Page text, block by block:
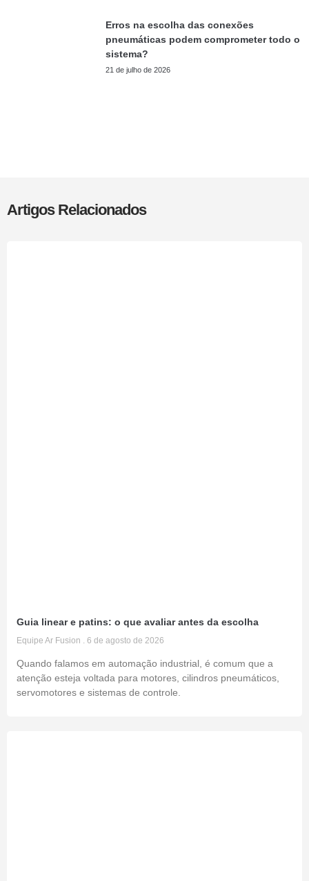
Erros na escolha das conexões
pneumáticas podem comprometer todo o
sistema?
21 de julho de 2026
Artigos Relacionados
Guia linear e patins: o que avaliar antes da escolha
Equipe Ar Fusion 6 de agosto de 2026
Quando falamos em automação industrial, é comum que a
atenção esteja voltada para motores, cilindros pneumáticos,
servomotores e sistemas de controle.